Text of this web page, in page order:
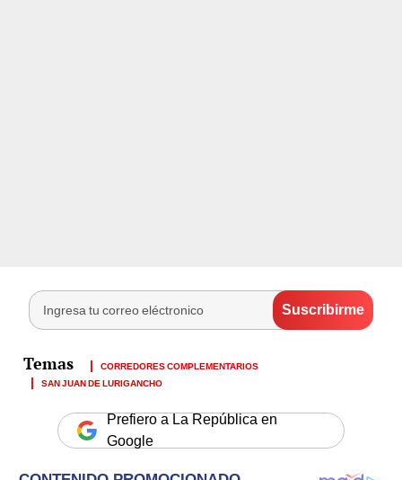
CORREDORES COMPLEMENTARIOS
SAN JUAN DE LURIGANCHO
Prefiero a La República en
Google